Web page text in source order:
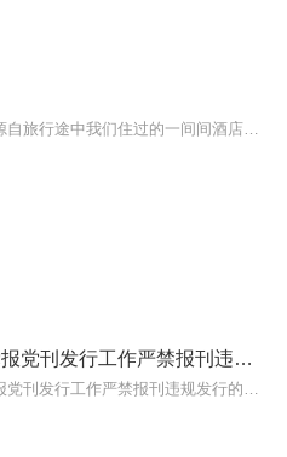
关于严格规范党报党刊发行工作严禁报刊违规发行的通知